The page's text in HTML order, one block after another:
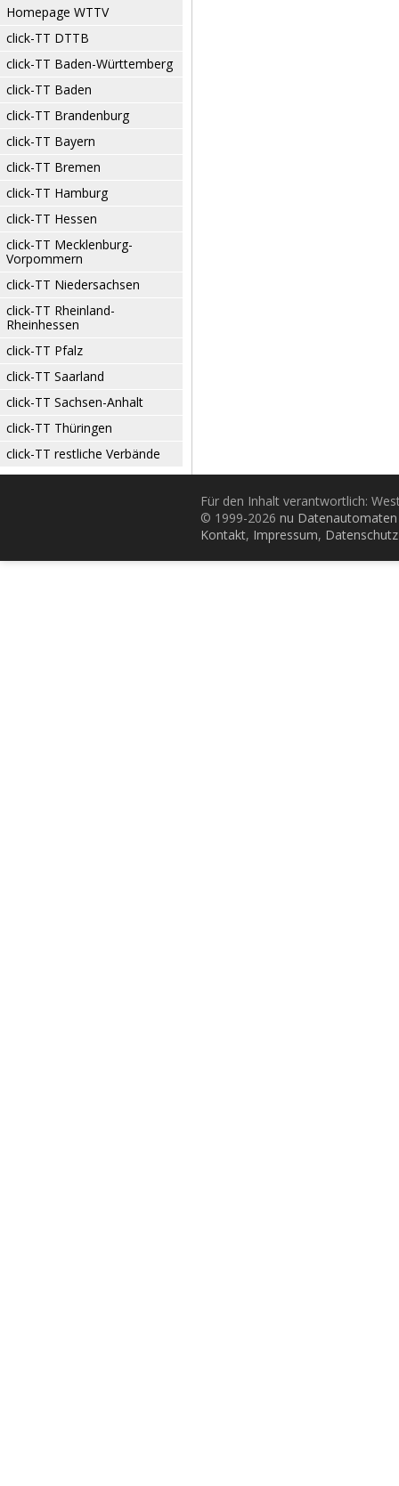
Homepage WTTV
click-TT DTTB
click-TT Baden-Württemberg
click-TT Baden
click-TT Brandenburg
click-TT Bayern
click-TT Bremen
click-TT Hamburg
click-TT Hessen
click-TT Mecklenburg-
Vorpommern
click-TT Niedersachsen
click-TT Rheinland-
Rheinhessen
click-TT Pfalz
click-TT Saarland
click-TT Sachsen-Anhalt
click-TT Thüringen
click-TT restliche Verbände
Für den Inhalt verantwortlich:
© 1999-2026 nu
Kontakt, Impressum, Datenschutz